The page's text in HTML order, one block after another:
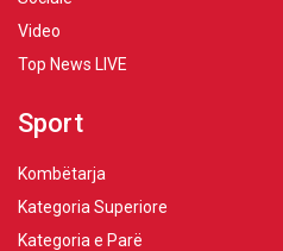
Video
Top News LIVE
Sport
Kombëtarja
Kategoria Superiore
Kategoria e Parë